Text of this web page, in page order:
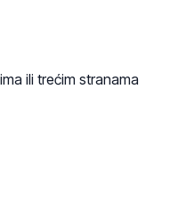
ili trećim stranama